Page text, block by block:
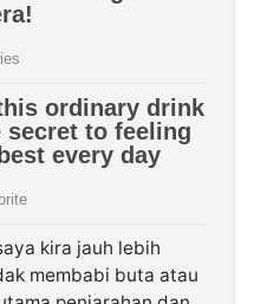
kira jauh lebih
membabi buta atau